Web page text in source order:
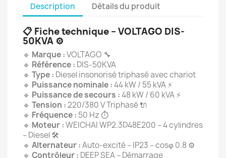
Description Détails du produit
📋 Fiche technique – VOLTAGO DIS-
50KVA ⚙️
🔹 Marque :VOLTAGO 🔧
🔹 Référence : DIS-50KVA
🔹 Type : Diesel insonorisé triphasé avec chariot
🔹 Puissance nominale :44 kW / 55 kVA ⚡
🔹 Puissance de secours :48 kW / 60 kVA ⚡
🔹 Tension :220/380 V Triphasé 🔌
🔹 Fréquence : 50 Hz ⏱️
🔹 Moteur :WEICHAI WP2.3D48E200 – 4 cylindres
– Diesel 🛠️
🔹 Alternateur :Auto-excité – IP23 – cosφ 0.8 ⚙️
🔹 Contrôleur : DEEP SEA – Démarrage